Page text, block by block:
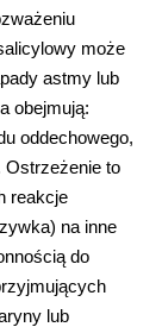
może
astmy lub
obejmują:
oddechowego,
Ostrzeżenie to
reakcje
na inne
do
lub